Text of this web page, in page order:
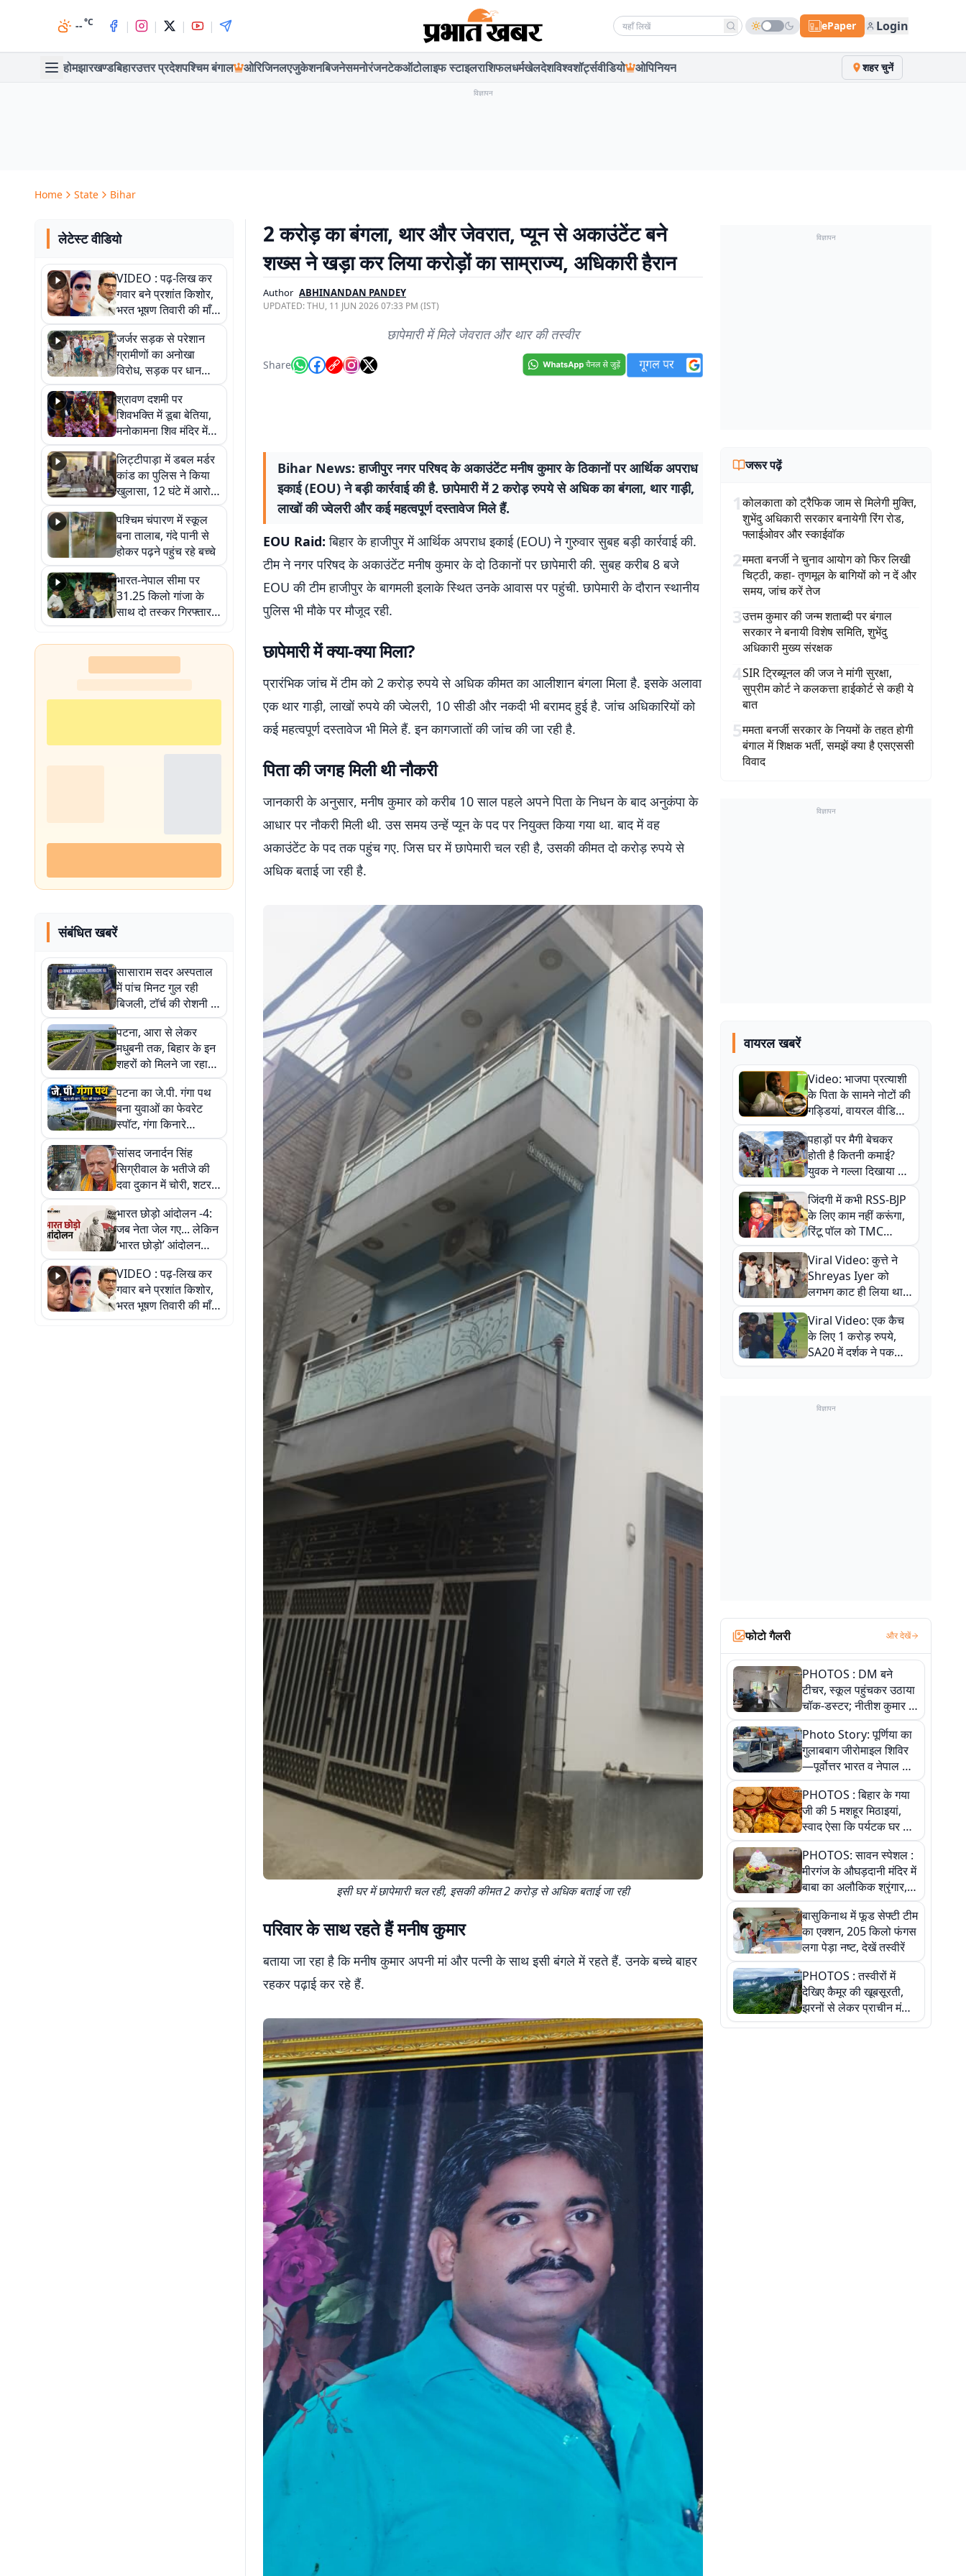
--°C | | | | Search news ePaper Login
होमझारखण्डबिहारउत्तर प्रदेशपश्चिम बंगाल ओरिजिनलएजुकेशनबिजनेसमनोरंजनटेकऑटोलाइफ स्टाइलराशिफलधर्मखेलदेशविश्वशॉर्ट्सवीडियो ओपिनियन शहर चुनें
विज्ञापन
Home State Bihar
लेटेस्ट वीडियो
VIDEO : पढ़-लिख कर
गवार बने प्रशांत किशोर,
भरत भूषण तिवारी की माँ ने
कहा नहीं थी उम्मीद, बेटा
था तो किसी को बोलने की
नहीं थी हिम्मत
जर्जर सड़क से परेशान
ग्रामीणों का अनोखा
विरोध, सड़क पर धान
रोपकर और खाद डालकर
जताया आक्रोश
श्रावण दशमी पर
शिवभक्ति में डूबा बेतिया,
मनोकामना शिव मंदिर में
हुआ भव्य श्रृंगार
लिट्टीपाड़ा में डबल मर्डर
कांड का पुलिस ने किया
खुलासा, 12 घंटे में आरोपी
गिरफ्तार
पश्चिम चंपारण में स्कूल
बना तालाब, गंदे पानी से
होकर पढ़ने पहुंच रहे बच्चे
भारत-नेपाल सीमा पर
31.25 किलो गांजा के
साथ दो तस्कर गिरफ्तार,
नेपाली नंबर की बाइक
जब्त
संबंधित खबरें
सासाराम सदर अस्पताल
में पांच मिनट गुल रही
बिजली, टॉर्च की रोशनी में
मरीज के इलाज का
वीडियो वायरल
पटना, आरा से लेकर
मधुबनी तक, बिहार के इन
शहरों को मिलने जा रहा
नया बाइपास
पटना का जे.पी. गंगा पथ
बना युवाओं का फेवरेट
स्पॉट, गंगा किनारे
खूबसूरती और सुकून का
परफेक्ट कॉम्बिनेशन
सांसद जनार्दन सिंह
सिग्रीवाल के भतीजे की
दवा दुकान में चोरी, शटर
तोड़कर 2.67 लाख कैश
ले गए चोर; CCTV में पूरी
वारदात
भारत छोड़ो आंदोलन -4:
जब नेता जेल गए... लेकिन
‘भारत छोड़ो’ आंदोलन
सड़कों पर उतर आया!
VIDEO : पढ़-लिख कर
गवार बने प्रशांत किशोर,
भरत भूषण तिवारी की माँ ने
कहा नहीं थी उम्मीद, बेटा
2 करोड़ का बंगला, थार और जेवरात, प्यून से अकाउंटेंट बने
शख्स ने खड़ा कर लिया करोड़ों का साम्राज्य, अधिकारी हैरान
Author ABHINANDAN PANDEY
UPDATED:THU, 11 JUN 2026 07:33 PM (IST)
छापेमारी में मिले जेवरात और थार की तस्वीर
Share
Bihar News: हाजीपुर नगर परिषद के अकाउंटेंट मनीष कुमार के ठिकानों पर आर्थिक अपराध
इकाई (EOU) ने बड़ी कार्रवाई की है. छापेमारी में 2 करोड़ रुपये से अधिक का बंगला, थार गाड़ी,
लाखों की ज्वेलरी और कई महत्वपूर्ण दस्तावेज मिले हैं.
EOU Raid: बिहार के हाजीपुर में आर्थिक अपराध इकाई (EOU) ने गुरुवार सुबह बड़ी कार्रवाई की.
टीम ने नगर परिषद के अकाउंटेंट मनीष कुमार के दो ठिकानों पर छापेमारी की. सुबह करीब 8 बजे
EOU की टीम हाजीपुर के बागमली इलाके स्थित उनके आवास पर पहुंची. छापेमारी के दौरान स्थानीय
पुलिस भी मौके पर मौजूद रही.
छापेमारी में क्या-क्या मिला?
प्रारंभिक जांच में टीम को 2 करोड़ रुपये से अधिक कीमत का आलीशान बंगला मिला है. इसके अलावा
एक थार गाड़ी, लाखों रुपये की ज्वेलरी, 10 सीडी और नकदी भी बरामद हुई है. जांच अधिकारियों को
कई महत्वपूर्ण दस्तावेज भी मिले हैं. इन कागजातों की जांच की जा रही है.
पिता की जगह मिली थी नौकरी
जानकारी के अनुसार, मनीष कुमार को करीब 10 साल पहले अपने पिता के निधन के बाद अनुकंपा के
आधार पर नौकरी मिली थी. उस समय उन्हें प्यून के पद पर नियुक्त किया गया था. बाद में वह
अकाउंटेंट के पद तक पहुंच गए. जिस घर में छापेमारी चल रही है, उसकी कीमत दो करोड़ रुपये से
अधिक बताई जा रही है.
इसी घर में छापेमारी चल रही, इसकी कीमत 2 करोड़ से अधिक बताई जा रही
परिवार के साथ रहते हैं मनीष कुमार
बताया जा रहा है कि मनीष कुमार अपनी मां और पत्नी के साथ इसी बंगले में रहते हैं. उनके बच्चे बाहर
रहकर पढ़ाई कर रहे हैं.
विज्ञापन
जरूर पढ़ें
1कोलकाता को ट्रैफिक जाम से मिलेगी मुक्ति,
शुभेंदु अधिकारी सरकार बनायेगी रिंग रोड,
फ्लाईओवर और स्काईवॉक
2ममता बनर्जी ने चुनाव आयोग को फिर लिखी
चिट्ठी, कहा- तृणमूल के बागियों को न दें और
समय, जांच करें तेज
3उत्तम कुमार की जन्म शताब्दी पर बंगाल
सरकार ने बनायी विशेष समिति, शुभेंदु
अधिकारी मुख्य संरक्षक
4SIR ट्रिब्यूनल की जज ने मांगी सुरक्षा,
सुप्रीम कोर्ट ने कलकत्ता हाईकोर्ट से कही ये
बात
5ममता बनर्जी सरकार के नियमों के तहत होगी
बंगाल में शिक्षक भर्ती, समझें क्या है एसएससी
विवाद
विज्ञापन
वायरल खबरें
Video: भाजपा प्रत्याशी
के पिता के सामने नोटों की
गड्डियां, वायरल वीडियो
से राजनीति में उबाल,
अजित महतो बोले- TMC
की गंदी चाल
पहाड़ों पर मैगी बेचकर
होती है कितनी कमाई?
युवक ने गल्ला दिखाया तो
नौकरी वालों के खड़े हो गए
कान
जिंदगी में कभी RSS-BJP
के लिए काम नहीं करूंगा,
रिंटू पॉल को TMC
ऑफिस में ले जाकर पीटा,
Video वायरल
Viral Video: कुत्ते ने
Shreyas Iyer को
लगभग काट ही लिया था,
न्यूजीलैंड सीरीज से पहले
बाल-बाल बचे
Viral Video: एक कैच
के लिए 1 करोड़ रुपये,
SA20 में दर्शक ने पकड़ा
एक हाथ से गजब का कैच
विज्ञापन
फोटो गैलरी और देखें
PHOTOS : DM बने
टीचर, स्कूल पहुंचकर उठाया
चॉक-डस्टर; नीतीश कुमार के
इस चहेते अधिकारी को
जानिए
Photo Story: पूर्णिया का
गुलाबबाग जीरोमाइल शिविर
—पूर्वोत्तर भारत व नेपाल के
कांवरियों का प्रमुख सेवा धाम
PHOTOS : बिहार के गया
जी की 5 मशहूर मिठाइयां,
स्वाद ऐसा कि पर्यटक घर ले
जाना नहीं भूलते, तस्वीरों में
देखें
PHOTOS: सावन स्पेशल :
मीरगंज के औघड़दानी मंदिर में
बाबा का अलौकिक श्रृंगार,
तस्वीरों में देखें महादेव के कई
मनमोहक स्वरूप
बासुकिनाथ में फूड सेफ्टी टीम
का एक्शन, 205 किलो फंगस
लगा पेड़ा नष्ट, देखें तस्वीरें
PHOTOS : तस्वीरों में
देखिए कैमूर की खूबसूरती,
झरनों से लेकर प्राचीन मंदिरों
तक प्रकृति और आस्था का